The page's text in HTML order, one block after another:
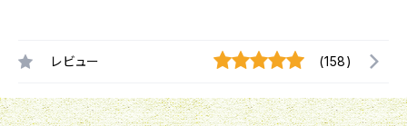
レビュー (158)